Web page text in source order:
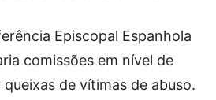
Episcopal Espanhola
comissões em nível de
de vítimas de abuso.